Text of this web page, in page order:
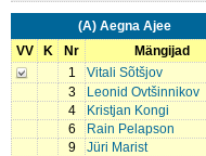
(A) Aegna Ajee
VV
K Nr
Mängijad
1
Vitali Sõtšjov
3
Leonid Ovtšinnikov
4
Kristjan Kongi
6
Rain Pelapson
9
Jüri Marist